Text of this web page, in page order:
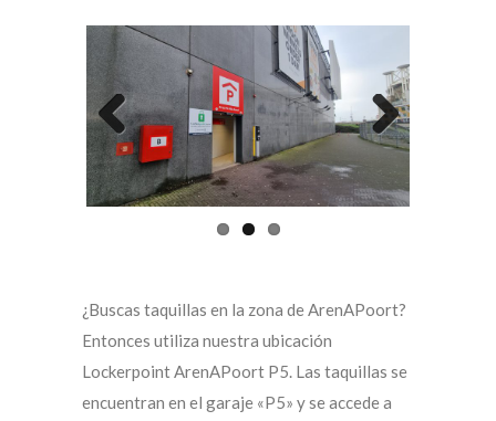
Previous Next
¿Buscas taquillas en la zona de ArenAPoort?
Entonces utiliza nuestra ubicación
Lockerpoint ArenAPoort P5. Las taquillas se
encuentran en el garaje «P5» y se accede a